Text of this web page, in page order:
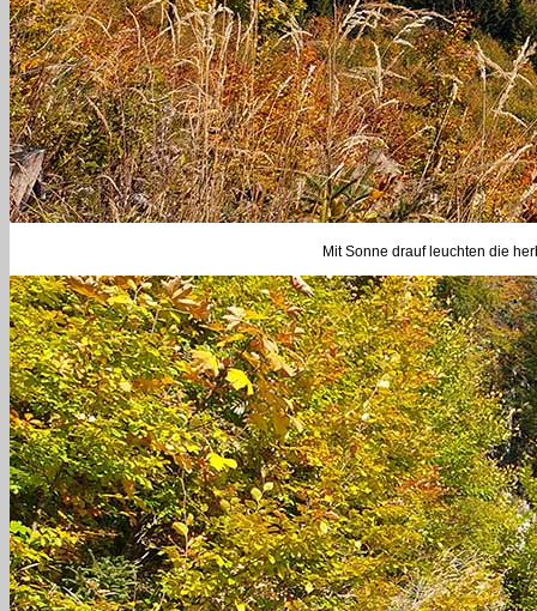
Mit Sonne drauf leuchten die